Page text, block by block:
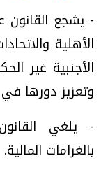
- يشجع
الأهلية
الأجنبية غير
وتعزيز دورها
- يلغي
بالغرامات المالية.